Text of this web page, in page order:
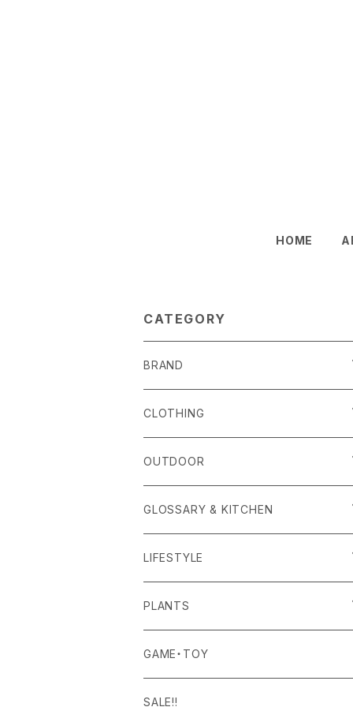
HOME
CATEGORY
BRAND
alls
Amina Collection
APOTHEKE FRAGRANCE
BAICYCLON
BISQUE
Curry Mason
Detail
CLOTHING
OUTER
TOPS
BOTTOMS
ROOM WEAR
SHOES
HAT・CAP
OUTDOOR
CARRYING GOODS
LIGHTING
MILITARY GOODS
NITE IZE
S-BBINER
RGM
GLOSSARY & KITCHEN
FOOD
DRINK
KITCHEN GOODS
TABLEWARE
LIFESTYLE
ALOMA
ART PIECE
BODY & SKIN CARE
PLANTS
POTTED PLANTS
TERRARIUM
GAME・TOY
SALE!!